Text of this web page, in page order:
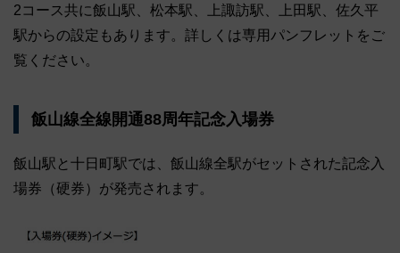
2コース共に飯山駅、松本駅、上諏訪駅、上田駅、佐久平
駅からの設定もあります。詳しくは専用パンフレットをご
覧ください。
飯山線全線開通88周年記念入場券
飯山駅と十日町駅では、飯山線全駅がセットされた記念入
場券（硬券）が発売されます。